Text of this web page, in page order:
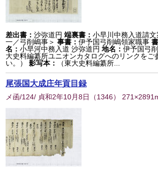
差出書：沙弥道円 端裏書：小早川中務入道請
一／弓削嶋事＞ 事書：伊予国弓削嶋領家職事
名：小早河中務入道 沙弥道円 地名：伊予国弓
大史料編纂所ユニオンカタログへのリンクをご
い。）
影写本： （東大史料編纂所...
尾張国大成庄年貢目録
メ函/124/ 貞和2年10月8日 （1346）